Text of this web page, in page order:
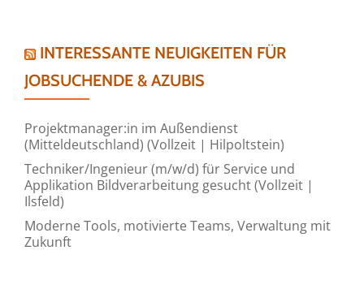
INTERESSANTE NEUIGKEITEN FÜR
JOBSUCHENDE & AZUBIS
Projektmanager:in im Außendienst
(Mitteldeutschland) (Vollzeit | Hilpoltstein)
Techniker/Ingenieur (m/w/d) für Service und
Applikation Bildverarbeitung gesucht (Vollzeit |
Ilsfeld)
Moderne Tools, motivierte Teams, Verwaltung mit
Zukunft